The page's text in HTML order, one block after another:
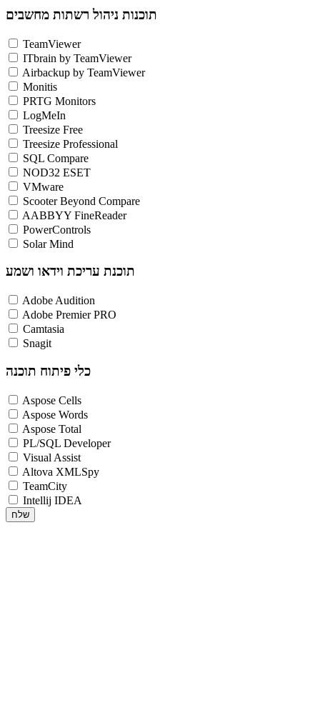
תוכנות ניהול רשתות מחשבים
TeamViewer
ITbrain by TeamViewer
Airbackup by TeamViewer
Monitis
PRTG Monitors
LogMeIn
Treesize Free
Treesize Professional
SQL Compare
NOD32 ESET
VMware
Scooter Beyond Compare
AABBYY FineReader
PowerControls
Solar Mind
תוכנת עריכת וידאו ושמע
Adobe Audition
Adobe Premier PRO
Camtasia
Snagit
כלי פיתוח תוכנה
Aspose Cells
Aspose Words
Aspose Total
PL/SQL Developer
Visual Assist
Altova XMLSpy
TeamCity
Intellij IDEA